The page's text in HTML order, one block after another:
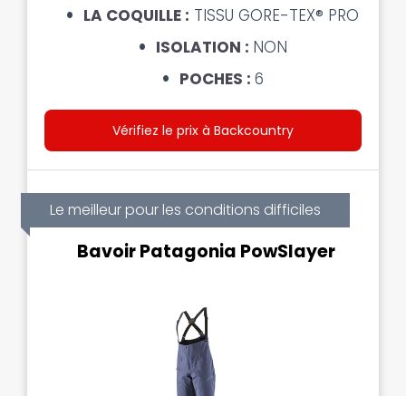
LA COQUILLE : TISSU GORE-TEX® PRO
ISOLATION : NON
POCHES : 6
Vérifiez le prix à Backcountry
Le meilleur pour les conditions difficiles
Bavoir Patagonia PowSlayer